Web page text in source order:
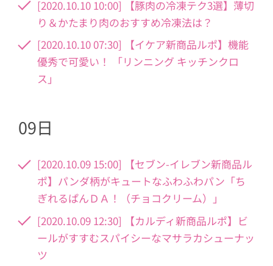
[2020.10.10 10:00] 【豚肉の冷凍テク3選】薄切
り＆かたまり肉のおすすめ冷凍法は？
[2020.10.10 07:30] 【イケア新商品ルポ】機能
優秀で可愛い！ 「リンニング キッチンクロ
ス」
09日
[2020.10.09 15:00] 【セブン-イレブン新商品ル
ポ】パンダ柄がキュートなふわふわパン「ち
ぎれるぱんＤＡ！（チョコクリーム）」
[2020.10.09 12:30] 【カルディ新商品ルポ】ビ
ールがすすむスパイシーなマサラカシューナッ
ツ